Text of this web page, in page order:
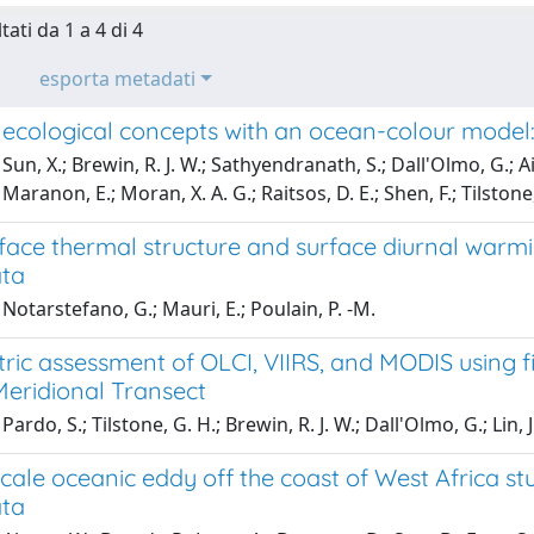
da 1 a 4 di 4
esporta metadati
concepts with an ocean-colour
X.; Brewin, R. J. W.; Sathyendranath, S.; Dall'Olmo, G.;
E.; Moran, X. A. G.; Raitsos, D. E.; Shen, F.;
thermal structure and surface diurnal
G.; Mauri, E.; Poulain, P. -M.
assessment of OLCI, VIIRS, and MODIS
Transect
S.; Tilstone, G. H.; Brewin, R. J. W.; Dall'Olmo, G.; Lin,
oceanic eddy off the coast of West Africa